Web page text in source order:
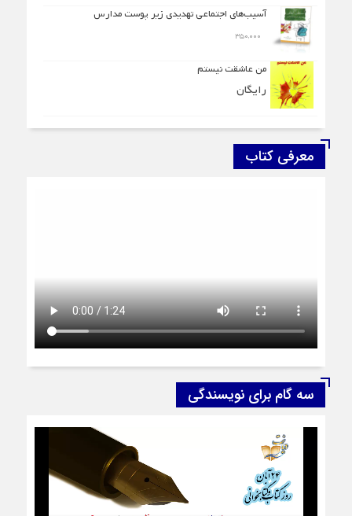
امتیاز
از ۵
آسیب‌های اجتماعی تهدیدی زیر پوست مدارس
من عاشقت نیستم
رایگان
معرفی کتاب
سه گام برای نویسندگی